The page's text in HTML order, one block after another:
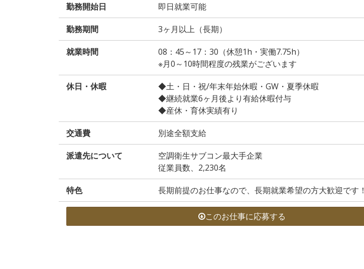
勤務開始日 即日就業可能
勤務期間 3ヶ月以上（長期）
就業時間
08：45～17：30（休憩1h・実働7.75h）
※月0～10時間程度の残業がございます
休日・休暇
◆土・日・祝/年末年始休暇・GW・夏季休暇
◆継続就業6ヶ月後より有給休暇付与
◆産休・育休実績有り
交通費 別途全額支給
派遣先について
空調衛生サブコン最大手企業
従業員数、2,230名
特色 長期前提のお仕事なので、長期就業希望の方大歓迎です！
このお仕事に応募する